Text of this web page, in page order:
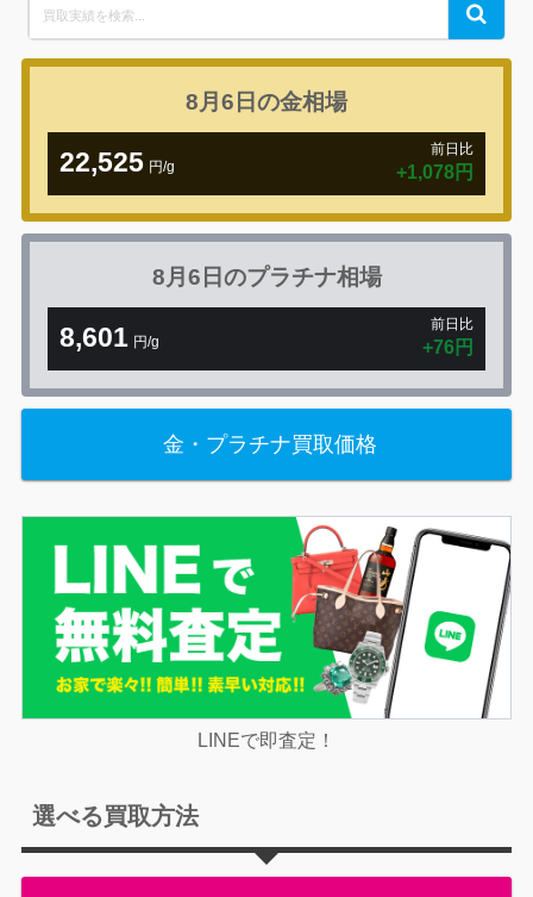
for:
Search
8月6日の金相場
22,525 円/g
前日比
+1,078円
8月6日のプラチナ相場
8,601 円/g
前日比
+76円
金・プラチナ買取価格
LINEで即査定！
選べる買取方法